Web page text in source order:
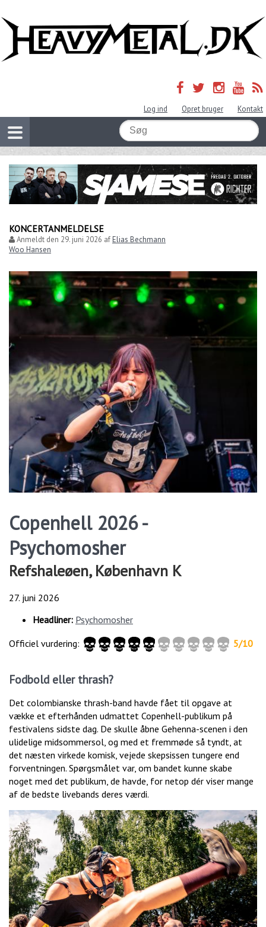
Log ind Opret bruger Kontakt
KONCERTANMELDELSE
Anmeldt den 29. juni 2026 afElias Bechmann
Woo Hansen
Copenhell 2026 -
Psychomosher
Refshaleøen, København K
27. juni 2026
Headliner: Psychomosher
Officiel vurdering:
5/10
Fodbold eller thrash?
Det colombianske thrash-band havde fået til opgave at
vække et efterhånden udmattet Copenhell-publikum på
festivalens sidste dag. De skulle åbne Gehenna-scenen i den
ulidelige midsommersol, og med et fremmøde så tyndt, at
det næsten virkede komisk, vejede skepsissen tungere end
forventningen. Spørgsmålet var, om bandet kunne skabe
noget med det publikum, de havde, for netop dér viser mange
af de bedste livebands deres værdi.